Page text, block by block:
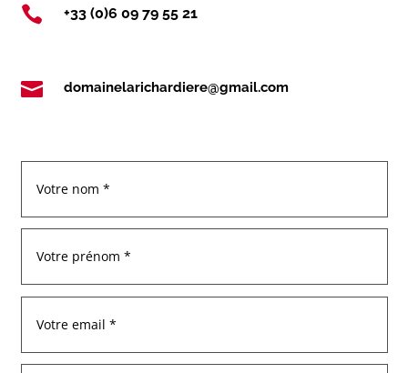
 +33 (0)6 09 79 55 21
 domainelarichardiere@gmail.com